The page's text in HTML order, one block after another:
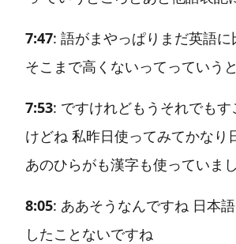
7:47: 語がまやっぱりまだ英語
そこまで高くないってっていう
7:53: ですけれどもうそれでも
けどね 私昨日使ってみてかなり
あのひらがも漢字も使っていま
8:05: ああそうなんですね 日本
したことないですね